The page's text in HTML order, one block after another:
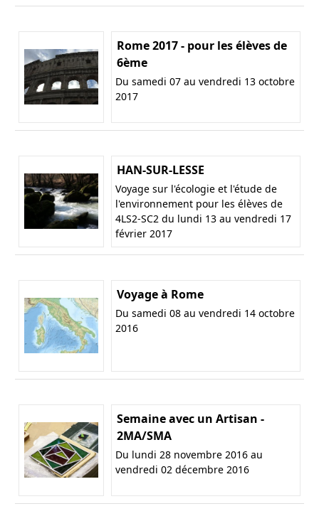
Rome 2017 - pour les élèves de
6ème
Du samedi 07 au vendredi 13 octobre
2017
HAN-SUR-LESSE
Voyage sur l'écologie et l'étude de
l'environnement pour les élèves de
4LS2-SC2 du lundi 13 au vendredi 17
février 2017
Voyage à Rome
Du samedi 08 au vendredi 14 octobre
2016
Semaine avec un Artisan -
2MA/SMA
Du lundi 28 novembre 2016 au
vendredi 02 décembre 2016